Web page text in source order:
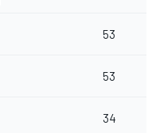
53
53
34